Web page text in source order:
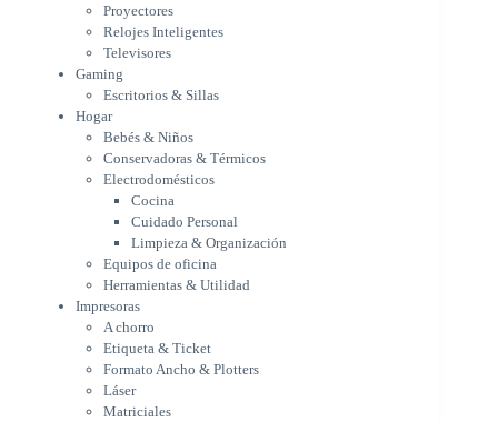
Electrodomésticos
Cocina
Cuidado Personal
Limpieza & Organización
Equipos de oficina
Herramientas & Utilidad
Impresoras
A chorro
Etiqueta & Ticket
Formato Ancho & Plotters
Láser
Matriciales
Multifuncional a Tinta
Multifuncional Láser
Tinta Continua
Informática
Accesorios Varios
Adaptadores & Cables
Auriculares
Proyectores
Relojes Inteligentes
Televisores
Gaming
Escritorios & Sillas
Hogar
Bebés & Niños
Conservadoras & Térmicos
Electrodomésticos
Cocina
Cuidado Personal
Limpieza & Organización
Equipos de oficina
Herramientas & Utilidad
Impresoras
A chorro
Etiqueta & Ticket
Formato Ancho & Plotters
Láser
Matriciales